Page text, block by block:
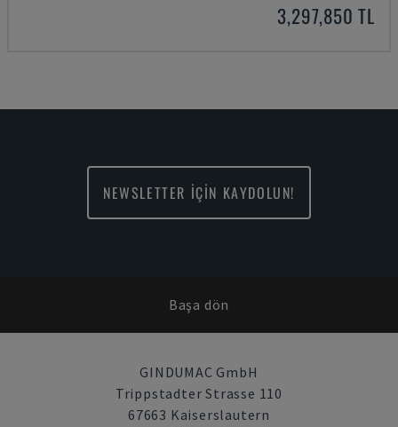
3,297,850 TL
NEWSLETTER İÇİN KAYDOLUN!
Başa dön
GINDUMAC GmbH
Trippstadter Strasse 110
67663 Kaiserslautern